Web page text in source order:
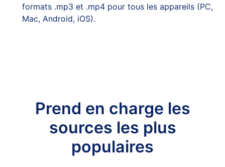
formats .mp3 et .mp4 pour tous les appareils (PC,
Mac, Android, iOS).
Prend en charge les
sources les plus
populaires